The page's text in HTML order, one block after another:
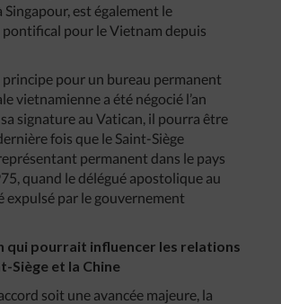
est également le
pour le Vietnam depuis
principe pour un bureau permanent
vietnamienne a été négocié l’an
signature au Vatican, il pourra être
fois que le Saint-Siège
permanent dans le pays
quand le délégué apostolique au
expulsé par le gouvernement
qui pourrait influencer les relations
Siège et la Chine
soit une avancée majeure, la